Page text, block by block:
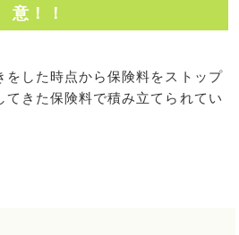
意！！
をした時点から保険料をストップ
てきた保険料で積み立てられてい